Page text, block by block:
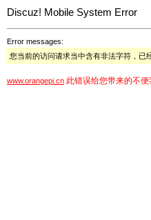
Discuz! Mobile System Error
Error messages:
您当前的访问请求当中含有非法字符，已
www.orangepi.cn 此错误给您带来的不